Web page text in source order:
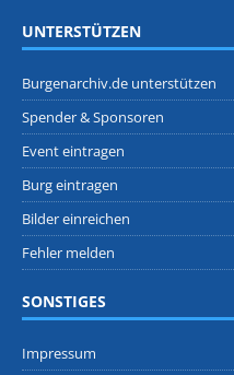
UNTERSTÜTZEN
Burgenarchiv.de unterstützen
Spender & Sponsoren
Event eintragen
Burg eintragen
Bilder einreichen
Fehler melden
SONSTIGES
Impressum